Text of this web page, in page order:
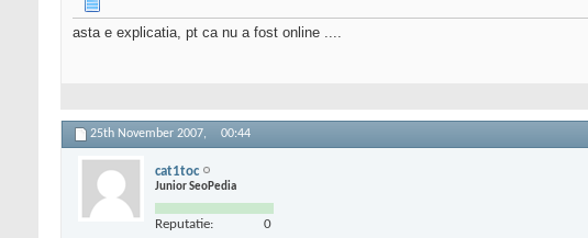
asta e explicatia, pt ca nu a fost online ....
25th November 2007, 00:44
cat1toc
Junior SeoPedia
Reputatie: 0